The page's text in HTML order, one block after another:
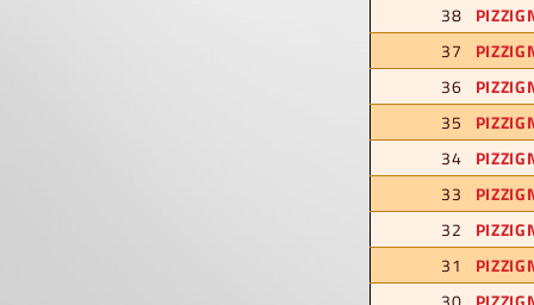
38
37
36
35
34
33
32
31